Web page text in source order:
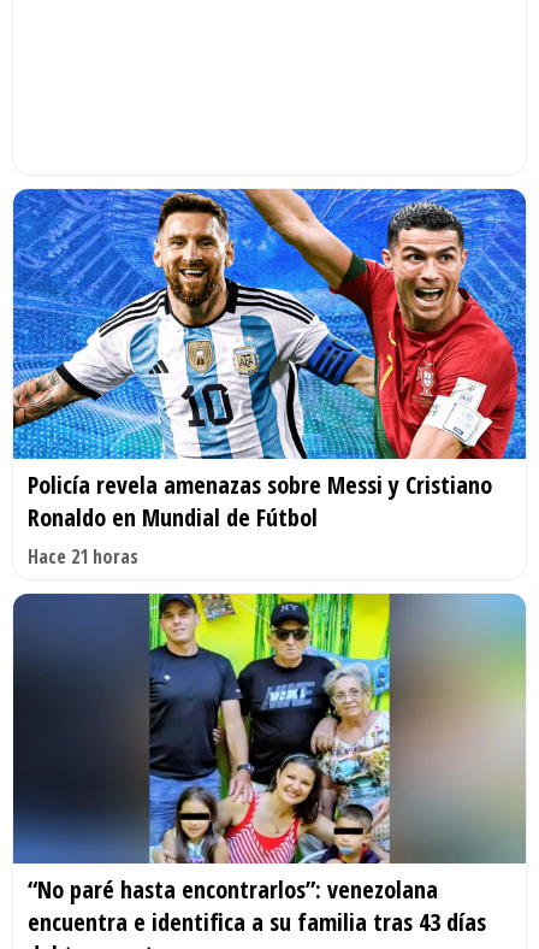
Policía revela amenazas sobre Messi y Cristiano
Ronaldo en Mundial de Fútbol
Hace 21 horas
“No paré hasta encontrarlos”: venezolana
encuentra e identifica a su familia tras 43 días